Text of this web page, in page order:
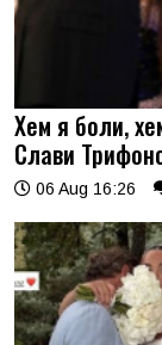
Хем я боли,
Слави
06 Aug 16:26